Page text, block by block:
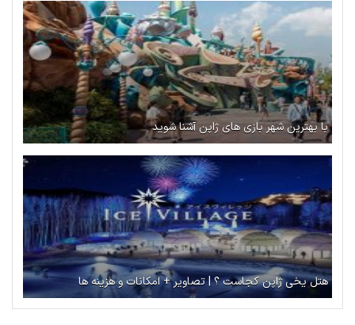
با بهترین شهر بازی‌ های ژاپن آشنا شوید
هتل یخی ژاپن کجاست ؟ | تصاویر + امکانات و هزینه ها